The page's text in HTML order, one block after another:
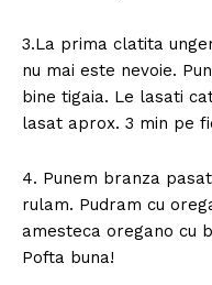
3.La prima clatita
nu mai este nevoie.
bine tigaia. Le lasati
lasat aprox. 3 min pe
4. Punem branza
rulam. Pudram cu
amesteca oregano cu
Pofta buna!